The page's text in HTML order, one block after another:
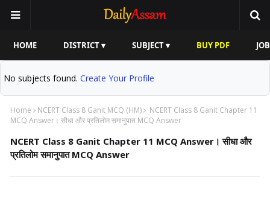
HOME DISTRICT ▾ SUBJECT ▾ BUY PDF
No subjects found. Create Your Profile
Home NCERT Class 8 Ganit MCQ (HM)
NCERT Class 8 Ganit Chapter 11
MCQ Answer। सीधा और प्रतिलोम समानुपात MCQ Answer
NCERT Class 8 Ganit Chapter 11 MCQ Answer। सीधा और
प्रतिलोम समानुपात MCQ Answer